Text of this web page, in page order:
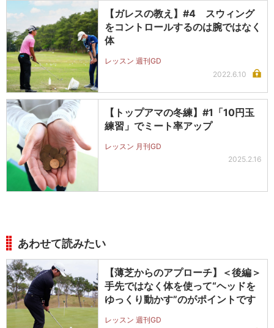
【ガレスの教え】#4 スウィング
をコントロールするのは腕ではなく
体
レッスン 週刊GD
2022.6.10
【トップアマの冬練】#1「10円玉
練習」でミート率アップ
レッスン 月刊GD
2025.2.16
あわせて読みたい
【薄芝からのアプローチ】＜後編＞
手先ではなく体を使って“ヘッドを
ゆっくり動かす”のがポイントです
レッスン 週刊GD